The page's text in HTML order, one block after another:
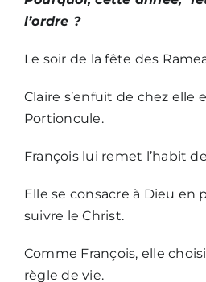
l’ordre ?
Le soir de la fête des
Claire s’enfuit de chez elle
Portioncule.
François lui remet l’habit
Elle se consacre à Dieu en
suivre le Christ.
Comme François, elle
règle de vie.